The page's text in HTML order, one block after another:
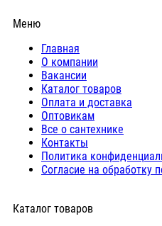
Меню
Главная
О компании
Вакансии
Каталог товаров
Оплата и доставка
Оптовикам
Все о сантехнике
Контакты
Политика
Согласие на обработку
Каталог товаров